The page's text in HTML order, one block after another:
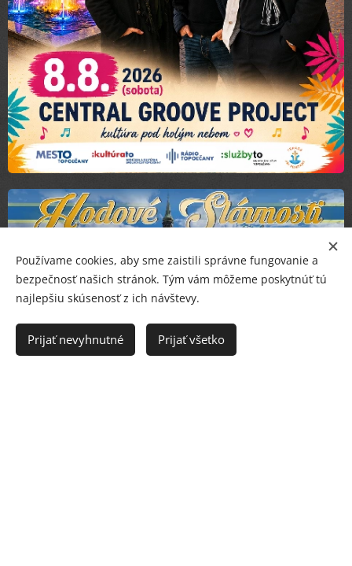
Používame cookies, aby sme zaistili správne fungovanie a
bezpečnosť našich stránok. Tým vám môžeme poskytnúť tú
najlepšiu skúsenosť z ich návštevy.
Prijať nevyhnutné Prijať všetko